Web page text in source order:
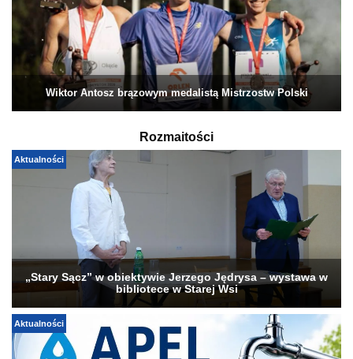
Wiktor Antosz brązowym medalistą Mistrzostw Polski
Rozmaitości
Aktualności
„Stary Sącz” w obiektywie Jerzego Jędrysa – wystawa w
bibliotece w Starej Wsi
Aktualności